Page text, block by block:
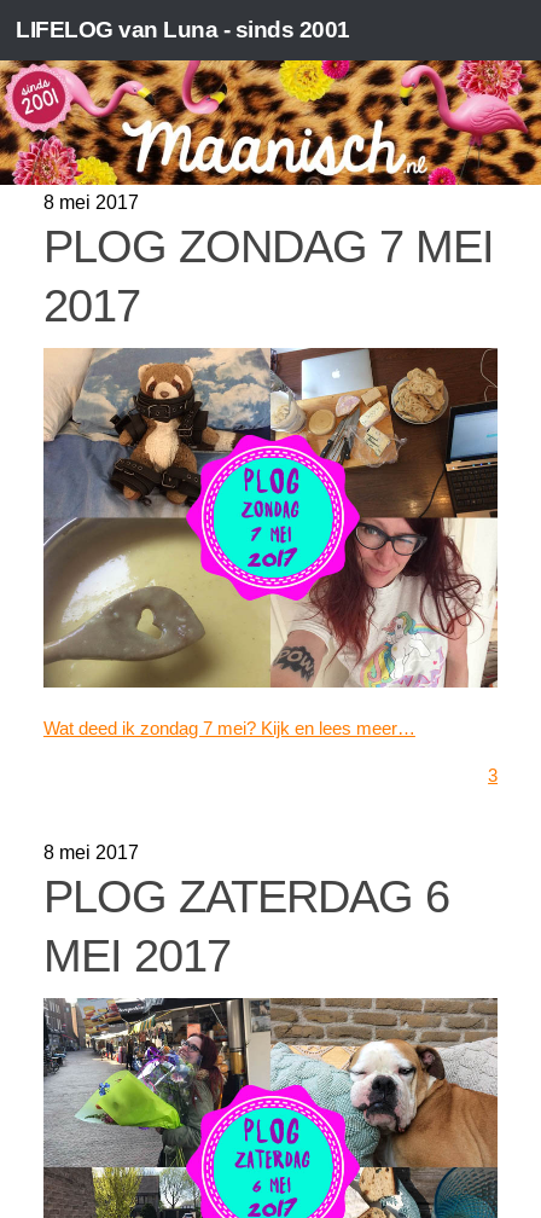
LIFELOG van Luna - sinds 2001
AUTEUR:LUNA
8 mei 2017
PLOG ZONDAG 7 MEI
2017
Wat deed ik zondag 7 mei? Kijk en lees meer…
3
8 mei 2017
PLOG ZATERDAG 6
MEI 2017